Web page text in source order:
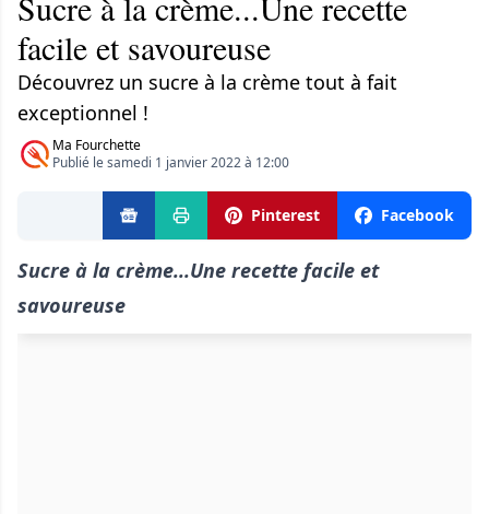
facile et savoureuse
Découvrez un sucre à la crème tout à fait
exceptionnel !
Ma Fourchette
Publié le samedi 1 janvier 2022 à 12:00
Pinterest Facebook
Sucre à la crème...Une recette facile et
savoureuse